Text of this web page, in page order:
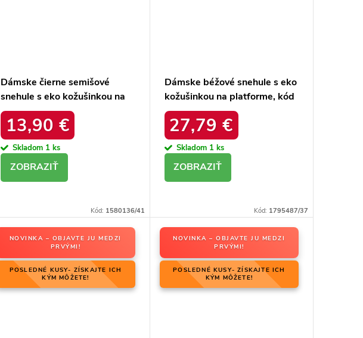
Dámske čierne semišové
snehule s eko kožušinkou na
zimu, kód produktu 20213-
4A BLACK
13,90 €
Skladom 1 ks
Kód: 1580136/41
Dámske béžové snehule s eko
kožušinkou na platforme, kód
produktu MM274380 BEŻ
27,79 €
Skladom 1 ks
Kód: 1795487/37
NOVINKA – OBJAVTE JU MEDZI
PRVÝMI!
POSLEDNÉ KUSY- ZÍSKAJTE ICH
KÝM MÔŽETE!
NOVINKA – OBJAVTE JU MEDZI
PRVÝMI!
POSLEDNÉ KUSY- ZÍSKAJTE ICH
KÝM MÔŽETE!